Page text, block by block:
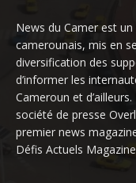
News du Camer est
camerounais, mis en
diversification des
d’informer les
Cameroun et
société de presse
premier news
Défis Actuels